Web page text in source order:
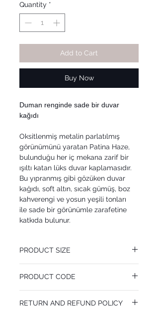
Quantity *
Add to Cart
Buy Now
Duman renginde sade bir duvar
kağıdı
Oksitlenmiş metalin parlatılmış
görünümünü yaratan Patina Haze,
bulunduğu her iç mekana zarif bir
ışıltı katan lüks duvar kaplamasıdır.
Bu yıpranmış gibi gözüken duvar
kağıdı, soft altın, sıcak gümüş, boz
kahverengi ve yosun yeşili tonları
ile sade bir görünümle zarafetine
katkıda bulunur.
PRODUCT SIZE
Pattern Repeat 52 cm
PRODUCT CODE
RETURN AND REFUND POLICY